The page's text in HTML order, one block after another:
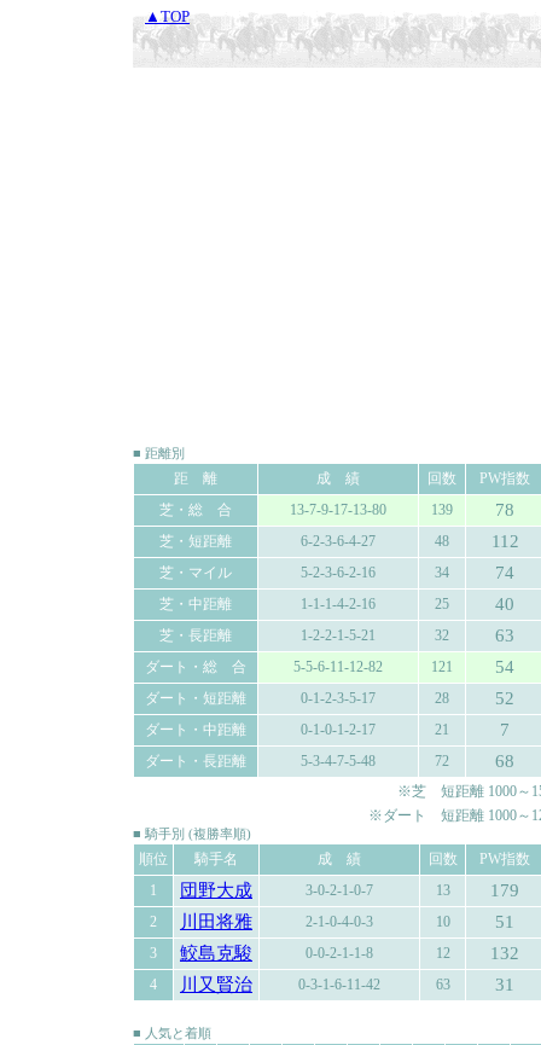
▲TOP
■ 距離別
距 離 成 績 回数
PW指数
芝・総 合
13-7-9-17-13-80 139 78
芝・短距離 6-2-3-6-4-27 48 112
芝・マイル 5-2-3-6-2-16 34 74
芝・中距離 1-1-1-4-2-16 25 40
芝・長距離 1-2-2-1-5-21 32 63
ダート・総 合 5-5-6-11-12-82 121 54
ダート・短距離 0-1-2-3-5-17 28 52
ダート・中距離 0-1-0-1-2-17 21 7
ダート・長距離 5-3-4-7-5-48 72 68
※芝 短距離 1000～
※ダート 短距離 1000～
■ 騎手別 (複勝率順)
順位 騎手名 成 績 回数
PW指数
1
団野大成 3-0-2-1-0-7 13 179
2 川田将雅 2-1-0-4-0-3 10 51
3 鮫島克駿 0-0-2-1-1-8 12 132
4 川又賢治 0-3-1-6-11-42 63 31
■ 人気と着順